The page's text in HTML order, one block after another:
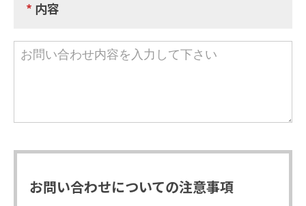
* 内容
お問い合わせについての注意事項